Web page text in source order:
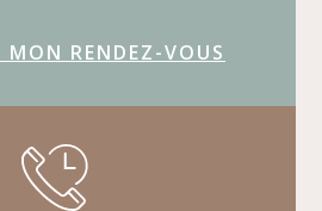
MON RENDEZ-VOUS